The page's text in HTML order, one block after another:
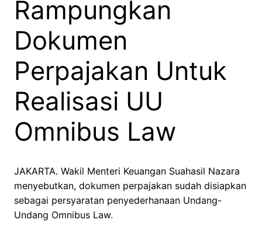
Rampungkan
Dokumen
Perpajakan Untuk
Realisasi UU
Omnibus Law
JAKARTA. Wakil Menteri Keuangan Suahasil Nazara
menyebutkan, dokumen perpajakan sudah disiapkan
sebagai persyaratan penyederhanaan Undang-
Undang Omnibus Law.